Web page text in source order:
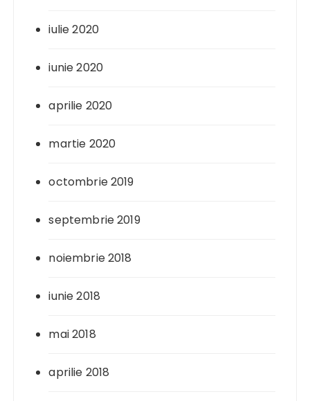
iulie 2020
iunie 2020
aprilie 2020
martie 2020
octombrie 2019
septembrie 2019
noiembrie 2018
iunie 2018
mai 2018
aprilie 2018